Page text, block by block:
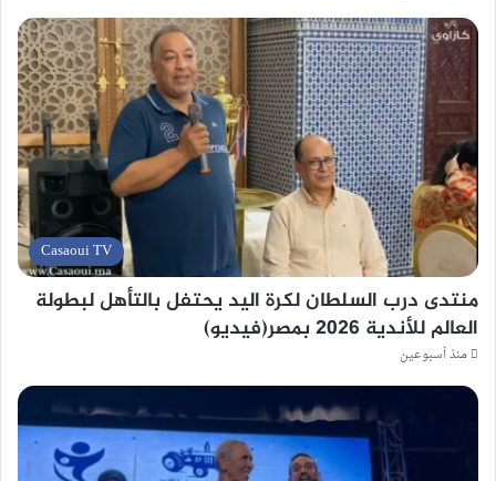
Casaoui TV
منتدى درب السلطان لكرة اليد يحتفل بالتأهل لبطولة
العالم للأندية 2026 بمصر(فيديو)
منذ أسبوعين